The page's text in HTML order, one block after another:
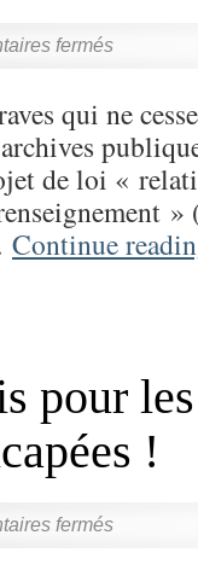
fermés
qui ne
de loi «
»
Continue
pour les
!
fermés